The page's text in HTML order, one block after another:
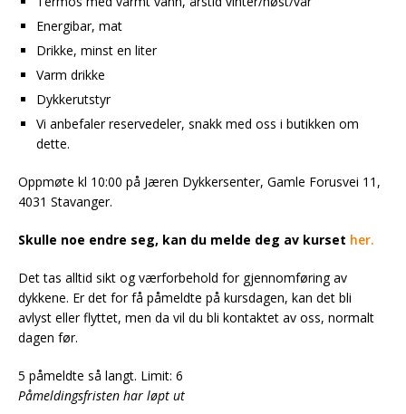
Energibar, mat
Drikke, minst en liter
Varm drikke
Dykkerutstyr
Vi anbefaler reservedeler, snakk med oss i butikken om
dette.
Oppmøte kl 10:00 på Jæren Dykkersenter, Gamle Forusvei 11,
4031 Stavanger.
Skulle noe endre seg, kan du melde deg av kurset her.
Det tas alltid sikt og værforbehold for gjennomføring av
dykkene. Er det for få påmeldte på kursdagen, kan det bli
avlyst eller flyttet, men da vil du bli kontaktet av oss, normalt
dagen før.
5 påmeldte så langt. Limit: 6
Påmeldingsfristen har løpt ut